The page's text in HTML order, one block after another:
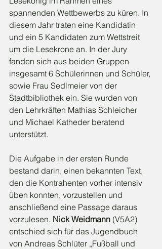
spannenden Wettbewerbs zu küren. In
diesem Jahr traten eine Kandidatin
und ein 5 Kandidaten zum Wettstreit
um die Lesekrone an. In der Jury
fanden sich aus beiden Gruppen
insgesamt 6 Schülerinnen und Schüler,
sowie Frau Sedlmeier von der
Stadtbibliothek ein. Sie wurden von
den Lehrkräften Mathias Schleicher
und Michael Katheder beratend
unterstützt.
Die Aufgabe in der ersten Runde
bestand darin, einen bekannten Text,
den die Kontrahenten vorher intensiv
üben konnten, vorzustellen und
anschließend eine Passage daraus
vorzulesen. Nick Weidmann (V5A2)
entschied sich für das Jugendbuch
von Andreas Schlüter „Fußball und